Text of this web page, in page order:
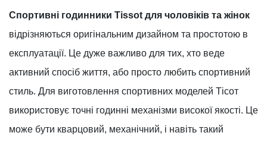
Спортивні годинники Tissot для чоловіків та жінок
відрізняються оригінальним дизайном та простотою в
експлуатації. Це дуже важливо для тих, хто веде
активний спосіб життя, або просто любить спортивний
стиль. Для виготовлення спортивних моделей Тісот
використовує точні годинні механізми високої якості. Це
може бути кварцовий, механічний, і навіть такий